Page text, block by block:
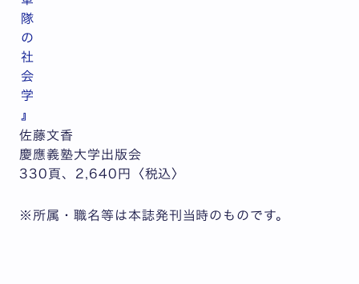
隊
の
社
会
学
』
佐藤文香
慶應義塾大学出版会
330頁、2,640円〈税込〉
※所属・職名等は本誌発刊当時のものです。